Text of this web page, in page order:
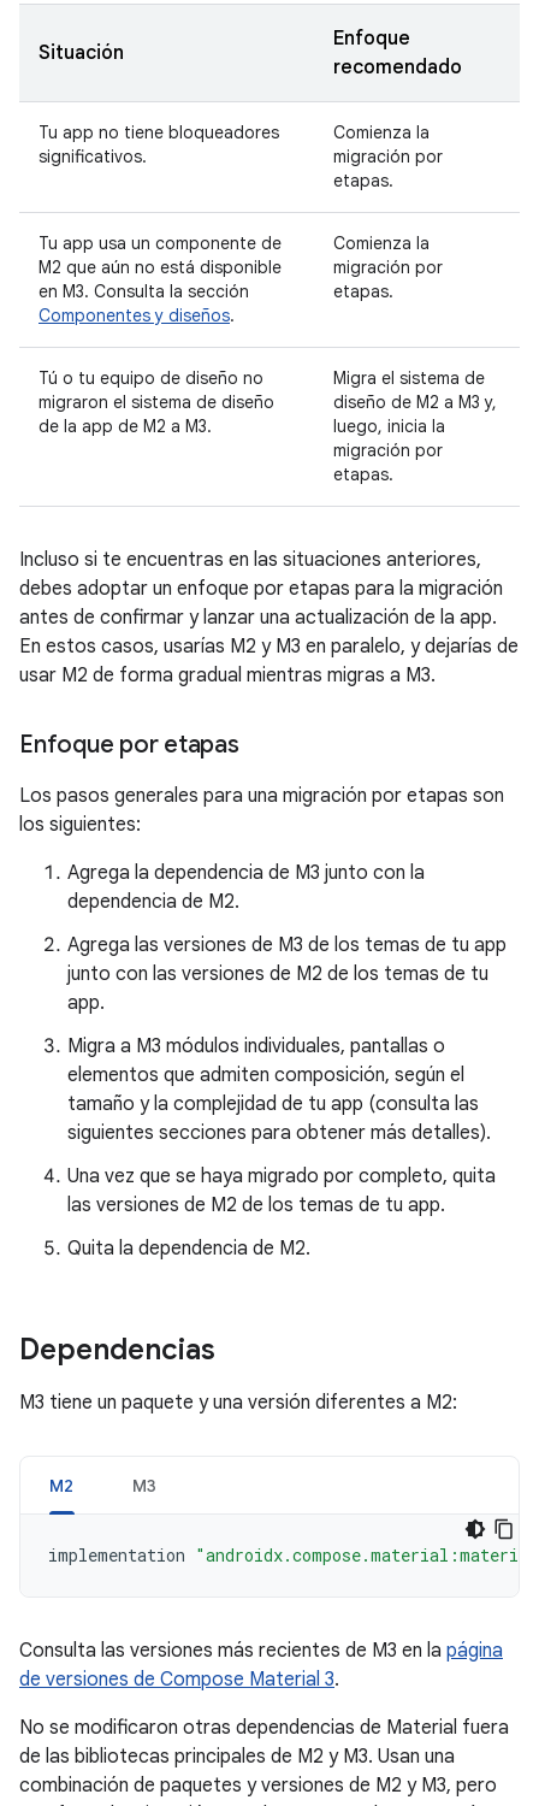
Situación
Enfoque
recomendado
Tu app no tiene bloqueadores
significativos.
Comienza la
migración por
etapas.
Tu app usa un componente de
M2 que aún no está disponible
en M3. Consulta la sección
Componentes y diseños.
Comienza la
migración por
etapas.
Tú o tu equipo de diseño no
migraron el sistema de diseño
de la app de M2 a M3.
Migra el sistema de
diseño de M2 a M3 y,
luego, inicia la
migración por
etapas.
Incluso si te encuentras en las situaciones anteriores,
debes adoptar un enfoque por etapas para la migración
antes de confirmar y lanzar una actualización de la app.
En estos casos, usarías M2 y M3 en paralelo, y dejarías de
usar M2 de forma gradual mientras migras a M3.
Enfoque por etapas
Los pasos generales para una migración por etapas son
los siguientes:
Agrega la dependencia de M3 junto con la
dependencia de M2.
Agrega las versiones de M3 de los temas de tu app
junto con las versiones de M2 de los temas de tu
app.
Migra a M3 módulos individuales, pantallas o
elementos que admiten composición, según el
tamaño y la complejidad de tu app (consulta las
siguientes secciones para obtener más detalles).
Una vez que se haya migrado por completo, quita
las versiones de M2 de los temas de tu app.
Quita la dependencia de M2.
Dependencias
M3 tiene un paquete y una versión diferentes a M2:
M2 M3
implementation
Consulta las versiones más recientes de M3 en la página
de versiones de Compose Material 3.
No se modificaron otras dependencias de Material fuera
de las bibliotecas principales de M2 y M3. Usan una
combinación de paquetes y versiones de M2 y M3, pero